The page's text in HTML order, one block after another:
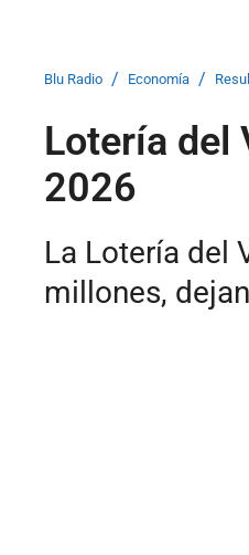
Blu Radio / Economía /
Lotería del
2026
La Lotería del
millones,